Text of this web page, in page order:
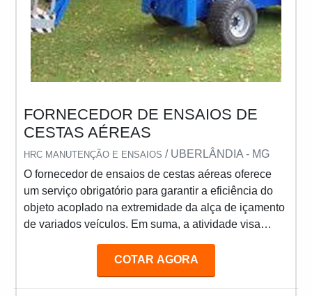
FORNECEDOR DE ENSAIOS DE
CESTAS AÉREAS
HRC MANUTENÇÃO E ENSAIOS/ UBERLÂNDIA - MG
O fornecedor de ensaios de cestas aéreas oferece
um serviço obrigatório para garantir a eficiência do
objeto acoplado na extremidade da alça de içamento
de variados veículos. Em suma, a atividade visa
manutenções em alturas, como eletricistas. MAIS
INFORMAÇÕES SOBRE O SERVIÇO Os ensaios
cestos aéreos devem ser realizados periodicamente
COTAR AGORA